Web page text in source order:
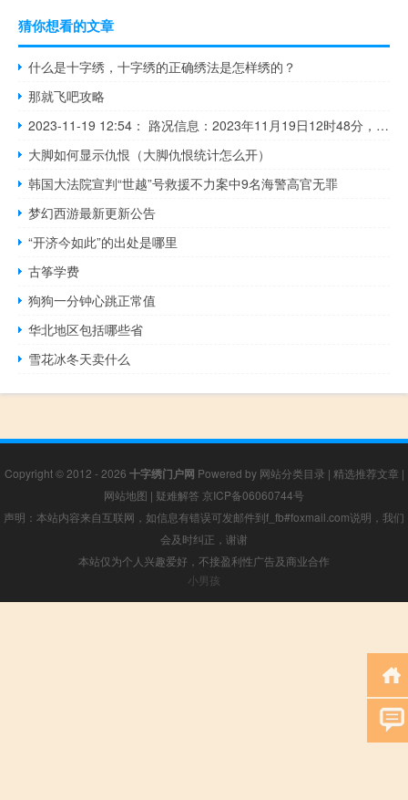
猜你想看的文章
什么是十字绣，十字绣的正确绣法是怎样绣的？
那就飞吧攻略
2023-11-19 12:54： 路况信息：2023年11月19日12时48分，厦蓉高速郴宁段楠市收费站附近以东K729处西往东因一辆小车发生事故占用应急车道，目前路产人员正在现场处理，途经车辆需谨慎慢行。Sa85Za ​​​
大脚如何显示仇恨（大脚仇恨统计怎么开）
韩国大法院宣判“世越”号救援不力案中9名海警高官无罪
梦幻西游最新更新公告
“开济今如此”的出处是哪里
古筝学费
狗狗一分钟心跳正常值
华北地区包括哪些省
雪花冰冬天卖什么
Copyright © 2012 - 2026 十字绣门户网 Powered by 网站分类目录 | 精选推荐文章 |
网站地图 | 疑难解答 京ICP备06060744号
声明：本站内容来自互联网，如信息有错误可发邮件到f_fb#foxmail.com说明，我们
会及时纠正，谢谢
本站仅为个人兴趣爱好，不接盈利性广告及商业合作
小男孩